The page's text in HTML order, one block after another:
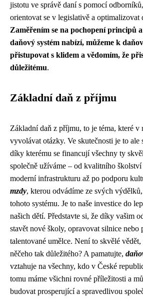
jistotu ve správě daní s pomocí
orientovat se v legislativě a optimalizovat
Zaměřením se na pochopení principů
daňový systém nabízí, můžeme k
přistupovat s klidem a vědomím, že
důležitému.
Základní daň z příjmu
Základní daň z příjmu, to je téma, které v
vyvolávat otázky. Ve skutečnosti je to ale
díky kterému se financují všechny ty
společně užíváme – od kvalitního
moderní infrastrukturu až po podporu
mzdy, kterou odvádíme ze svých
tohoto systému. Je to naše investice do
našich dětí. Představte si, že díky vašim
stavět nové školy, opravovat silnice nebo
talentované umělce. Není to skvělé
něčeho tak důležitého? A pamatujte,
vztahuje na všechny, kdo v České
tomu máme všichni rovné příležitosti a
budovat prosperující a spravedlivou